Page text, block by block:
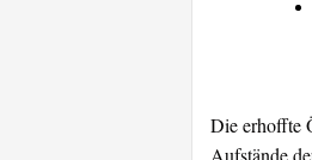
Die erhoffte
Aufstände